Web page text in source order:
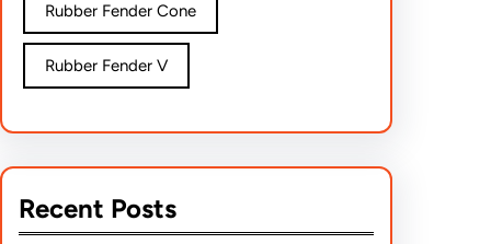
Rubber Fender Cone
Rubber Fender V
Recent Posts